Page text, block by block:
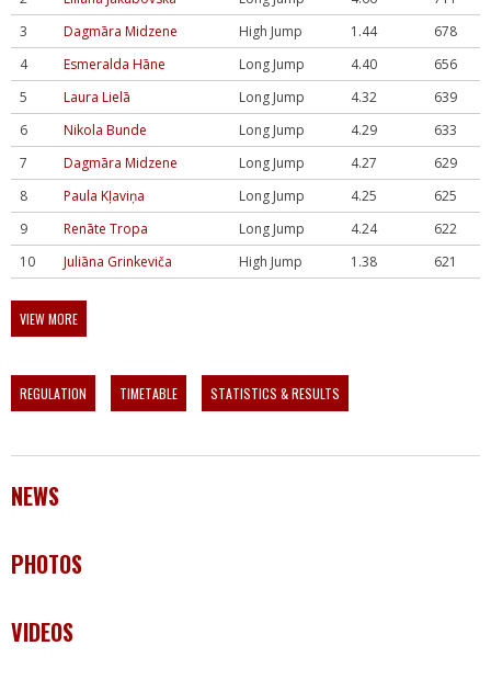
3
Dagmāra Midzene High Jump 1.44
678
4
Esmeralda Hāne Long Jump 4.40
656
5
Laura Lielā Long Jump 4.32
639
6
Nikola Bunde Long Jump 4.29
633
7
Dagmāra Midzene Long Jump 4.27
629
8
Paula Kļaviņa Long Jump 4.25
625
9
Renāte Tropa Long Jump 4.24
622
10
Juliāna Grinkeviča High Jump 1.38 621
VIEW MORE
REGULATION TIMETABLE STATISTICS & RESULTS
NEWS
PHOTOS
VIDEOS